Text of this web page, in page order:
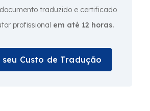
traduzido e certificado
profissional em até 12 horas.
seu Custo de Tradução